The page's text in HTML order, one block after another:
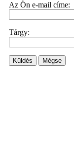
Az Ön e-mail címe:
Tárgy:
Küldés Mégse